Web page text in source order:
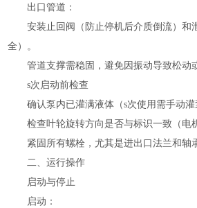
出口管道：
安装止回阀（防止停机后介质倒流）和
全）。
管道支撑需稳固，避免因振动导致松动或
s次启动前检查
确认泵内已灌满液体（s次使用需手动灌
检查叶轮旋转方向是否与标识一致（电机
紧固所有螺栓，尤其是进出口法兰和轴承
二、运行操作
启动与停止
启动：